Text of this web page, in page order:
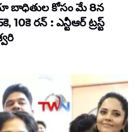
బాధితుల కోసం మే 8న
10కె రన్‌ : ఎన్టీఆర్‌ ట్రస్ట్‌